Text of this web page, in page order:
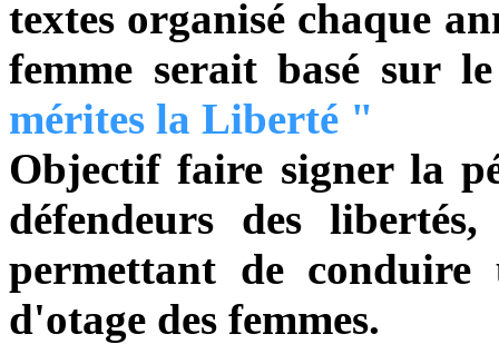
textes organisé chaque
femme serait basé sur
mérites la Liberté "
Objectif faire signer la
défendeurs des
permettant de
d'otage des femmes.